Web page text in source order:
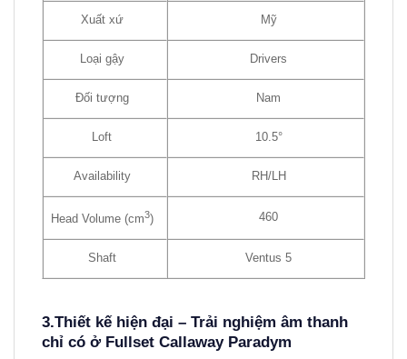
Xuất xứ Mỹ
Loại gậy Drivers
Đối tượng Nam
Loft 10.5°
Availability RH/LH
Head Volume (cm3) 460
Shaft Ventus 5
3.Thiết kế hiện đại – Trải nghiệm âm thanh
chỉ có ở Fullset Callaway Paradym